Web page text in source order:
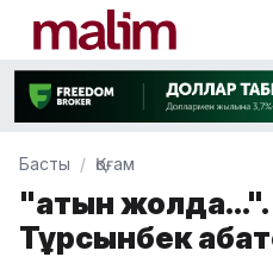
Басты Қоғам
"Қатын
Тұрсынбек